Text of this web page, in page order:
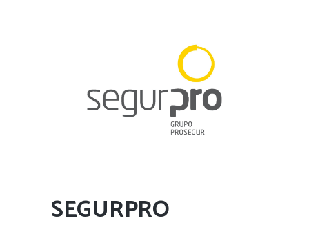
SEGURPRO